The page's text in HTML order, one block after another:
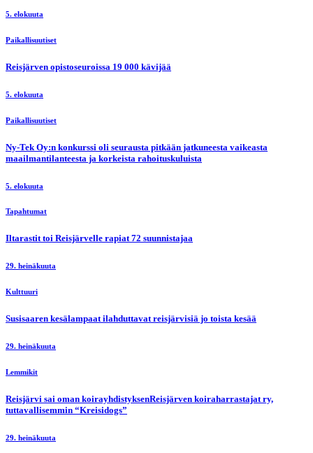
5. elokuuta
Paikallisuutiset
Reisjärven opistoseuroissa 19 000 kävijää
5. elokuuta
Paikallisuutiset
Ny-Tek Oy:n konkurssi oli seurausta pitkään jatkuneesta vaikeasta
maailmantilanteesta ja korkeista rahoituskuluista
5. elokuuta
Tapahtumat
Iltarastit toi Reisjärvelle rapiat 72 suunnistajaa
29. heinäkuuta
Kulttuuri
Susisaaren kesälampaat ilahduttavat reisjärvisiä jo toista kesää
29. heinäkuuta
Lemmikit
Reisjärvi sai oman koirayhdistyksenReisjärven koiraharrastajat ry,
tuttavallisemmin “Kreisidogs”
29. heinäkuuta